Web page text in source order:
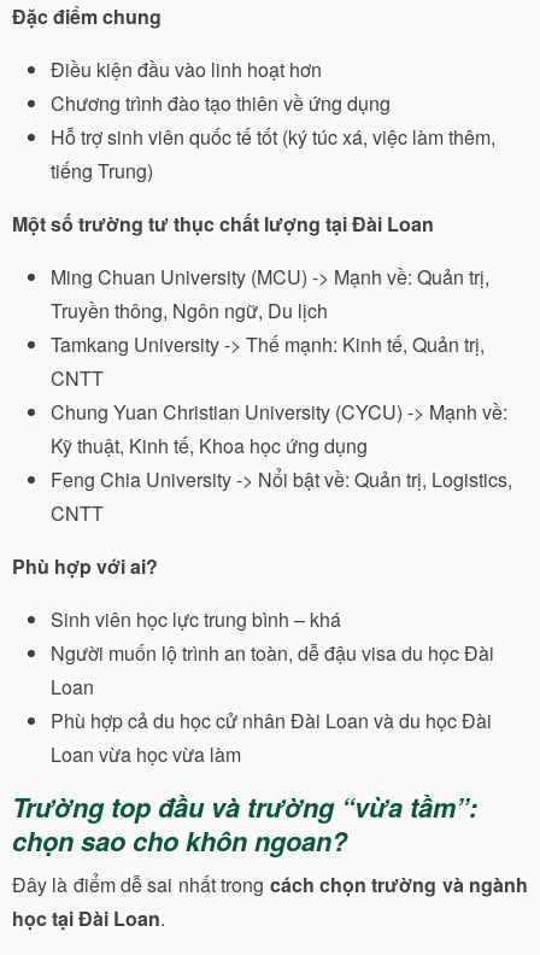
Đặc điểm chung
Điều kiện đầu vào linh hoạt hơn
Chương trình đào tạo thiên về ứng dụng
Hỗ trợ sinh viên quốc tế tốt (ký túc xá, việc làm thêm,
tiếng Trung)
Một số trường tư thục chất lượng tại Đài Loan
Ming Chuan University (MCU) -> Mạnh về: Quản trị,
Truyền thông, Ngôn ngữ, Du lịch
Tamkang University -> Thế mạnh: Kinh tế, Quản trị,
CNTT
Chung Yuan Christian University (CYCU) -> Mạnh về:
Kỹ thuật, Kinh tế, Khoa học ứng dụng
Feng Chia University -> Nổi bật về: Quản trị, Logistics,
CNTT
Phù hợp với ai?
Sinh viên học lực trung bình – khá
Người muốn lộ trình an toàn, dễ đậu visa du học Đài
Loan
Phù hợp cả du học cử nhân Đài Loan và du học Đài
Loan vừa học vừa làm
Trường top đầu và trường “vừa tầm”:
chọn sao cho khôn ngoan?
Đây là điểm dễ sai nhất trong cách chọn trường và ngành
học tại Đài Loan.